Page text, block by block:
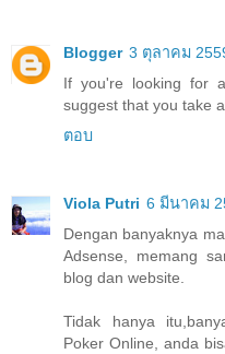
Blogger 3 ตุลาคม
If you're looking for
suggest that you take
ตอบ
Viola Putri 6 มีนาคม
Dengan banyaknya
Adsense, memang
blog dan website.
Tidak hanya
Poker Online, anda